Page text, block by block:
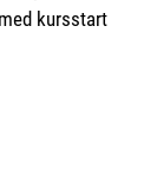
kursstart